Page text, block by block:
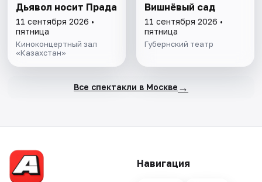
Дьявол носит Прада
11 сентября 2026 •
пятница
Киноконцертный зал
«Казахстан»
Вишнёвый сад
11 сентября 2026 •
пятница
Губернский театр
Все спектакли в Москве →
Навигация